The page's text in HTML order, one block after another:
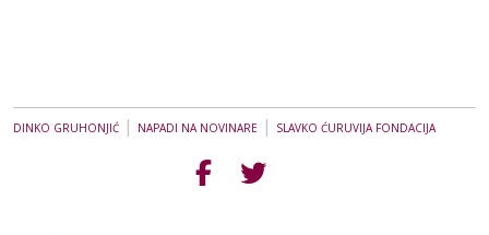
DINKO GRUHONJIĆ | NAPADI NA NOVINARE | SLAVKO ĆURUVIJA FONDACIJA